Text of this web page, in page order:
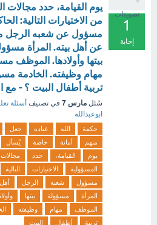
تصويتات
1
إجابة
يوم القيامة، حدد مجالات
من الاختيارات التالية:
مسؤول عن شعبه الرجل
عن أهل بيته. المرأة
بيتها وأولادها. الموظف
مهام وظيفته. الخادمة
تربية أطفال البيت ؟ - مع
سُئل مارس 7 في تصنيف أسئلة
ابوعبدالله
حكمة الله عباده جعل
منهم
أمانة خاصة يُسأل
يوم
القيامة، حدد
مجالات
المسؤولية
الاختيارات التالية
مسؤول
شعبه الرجل أهل
المرأة
مسؤولة بيتها
الموظف
مهام وظيفته
تربية
أطفال البيت